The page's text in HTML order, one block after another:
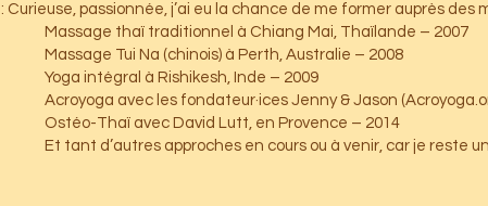
Curieuse, passionnée, j’ai eu la chance de me former auprès des
Massage thaï traditionnel à Chiang Mai, Thaïlande – 2007
Massage Tui Na (chinois) à Perth, Australie – 2008
Yoga intégral à Rishikesh, Inde – 2009
Acroyoga avec les fondateur·ices Jenny & Jason
Ostéo-Thaï avec David Lutt, en Provence – 2014
Et tant d’autres approches en cours ou à venir, car je reste